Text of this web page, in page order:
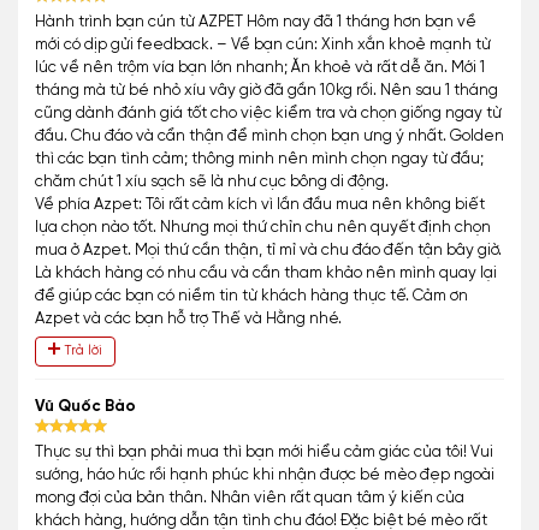
Hành trình bạn cún từ AZPET Hôm nay đã 1 tháng hơn bạn về
mới có dịp gửi feedback. – Về bạn cún: Xinh xắn khoẻ mạnh từ
lúc về nên trộm vía bạn lớn nhanh; Ăn khoẻ và rất dễ ăn. Mới 1
tháng mà từ bé nhỏ xíu vây giờ đã gần 10kg rồi. Nên sau 1 tháng
cũng dành đánh giá tốt cho việc kiểm tra và chọn giống ngay từ
đầu. Chu đáo và cẩn thận để mình chọn bạn ưng ý nhất. Golden
thì các bạn tình cảm; thông minh nên mình chọn ngay từ đầu;
chăm chút 1 xíu sạch sẽ là như cục bông di động.
Về phía Azpet: Tôi rất cảm kích vì lần đầu mua nên không biết
lựa chọn nào tốt. Nhưng mọi thứ chỉn chu nên quyết định chọn
mua ở Azpet. Mọi thứ cần thận, tỉ mỉ và chu đáo đến tận bây giờ.
Là khách hàng có nhu cầu và cần tham khảo nên mình quay lại
để giúp các bạn có niềm tin từ khách hàng thực tế. Cảm ơn
Azpet và các bạn hỗ trợ Thế và Hằng nhé.
Trả lời
Vũ Quốc Bảo
Thực sự thì bạn phải mua thì bạn mới hiểu cảm giác của tôi! Vui
sướng, háo hức rồi hạnh phúc khi nhận được bé mèo đẹp ngoài
mong đợi của bản thân. Nhân viên rất quan tâm ý kiến của
khách hàng, hướng dẫn tận tình chu đáo! Đặc biệt bé mèo rất